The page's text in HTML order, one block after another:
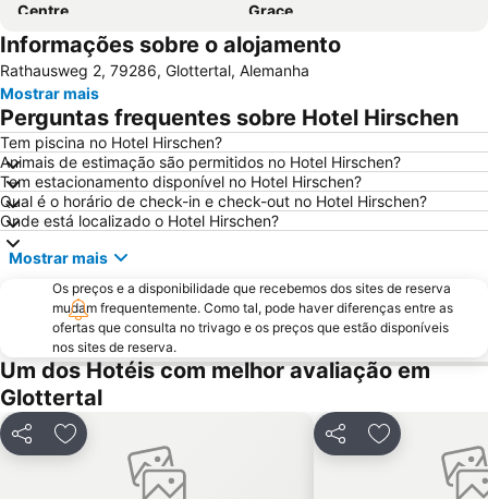
Centre
Grace
Freiburg Cathedral
Schwarzwald Park
Poseidon
Ravennaschlucht
Familienpark Funny-World
Black Forest Airport
Hôtel du Département
La Krutenau
La Maison des Têtes
Colmar Airport
Solemar
Informações sobre o alojamento
Rathausweg 2, 79286, Glottertal, Alemanha
Mostrar mais
Perguntas frequentes sobre Hotel Hirschen
Tem piscina no Hotel Hirschen?
Animais de estimação são permitidos no Hotel Hirschen?
Tem estacionamento disponível no Hotel Hirschen?
Qual é o horário de check-in e check-out no Hotel Hirschen?
Onde está localizado o Hotel Hirschen?
Mostrar mais
Os preços e a disponibilidade que recebemos dos sites de reserva
mudam frequentemente. Como tal, pode haver diferenças entre as
ofertas que consulta no trivago e os preços que estão disponíveis
nos sites de reserva.
Um dos Hotéis com melhor avaliação em
Glottertal
PartilharAdicionar aos favoritos PartilharAdicionar